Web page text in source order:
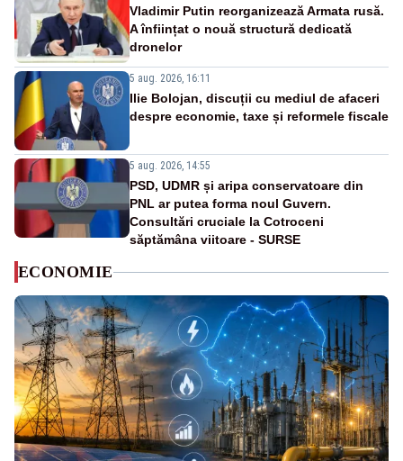
Vladimir Putin reorganizează Armata rusă.
A înființat o nouă structură dedicată
dronelor
5 aug. 2026, 16:11
Ilie Bolojan, discuții cu mediul de afaceri
despre economie, taxe și reformele fiscale
5 aug. 2026, 14:55
PSD, UDMR și aripa conservatoare din
PNL ar putea forma noul Guvern.
Consultări cruciale la Cotroceni
săptămâna viitoare - SURSE
ECONOMIE